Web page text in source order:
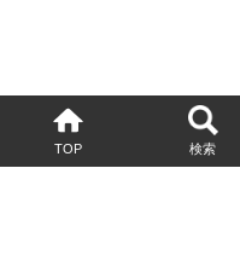
TOP 検索